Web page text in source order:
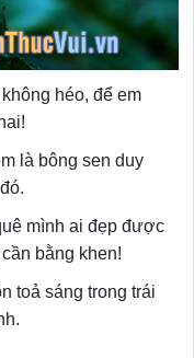
héo, để em
là bông sen duy
mình ai đẹp được
bằng khen!
toả sáng trong trái